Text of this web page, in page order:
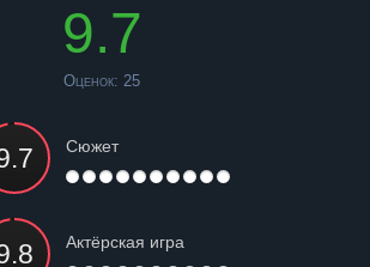
9.7
Оценок: 25
Сюжет
Актёрская игра